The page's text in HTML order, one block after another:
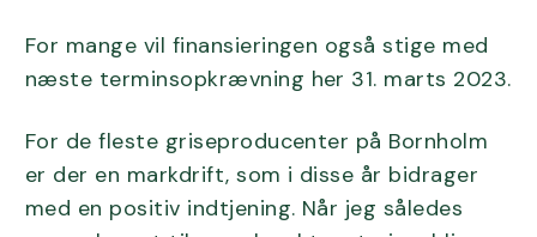
For mange vil finansieringen også stige med
næste terminsopkrævning her 31. marts 2023.
For de fleste griseproducenter på Bornholm
er der en markdrift, som i disse år bidrager
med en positiv indtjening. Når jeg således